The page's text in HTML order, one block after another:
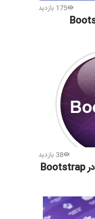
175 بازدید
38 بازدید